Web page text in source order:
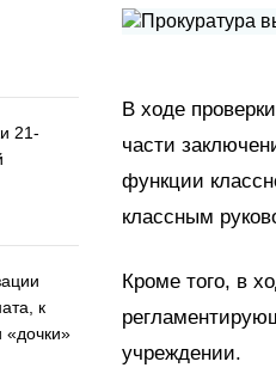
21-
к
«дочки»
В ходе
части
функции
классным
Кроме того, в
учреждении.